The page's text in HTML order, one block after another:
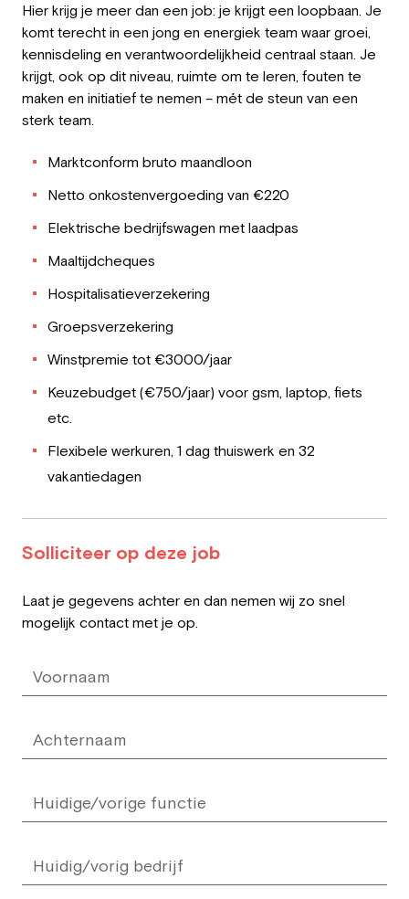
Hier krijg je meer dan een job: je krijgt een loopbaan. Je
komt terecht in een jong en energiek team waar groei,
kennisdeling en verantwoordelijkheid centraal staan. Je
krijgt, ook op dit niveau, ruimte om te leren, fouten te
maken en initiatief te nemen – mét de steun van een
sterk team.
Marktconform bruto maandloon
Netto onkostenvergoeding van €220
Elektrische bedrijfswagen met laadpas
Maaltijdcheques
Hospitalisatieverzekering
Groepsverzekering
Winstpremie tot €3000/jaar
Keuzebudget (€750/jaar) voor gsm, laptop, fiets
etc.
Flexibele werkuren, 1 dag thuiswerk en 32
vakantiedagen
Solliciteer op deze job
field
Laat je gegevens achter en dan nemen wij zo snel
mogelijk contact met je op.